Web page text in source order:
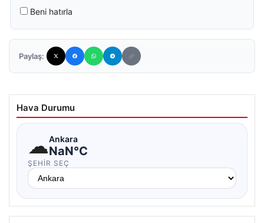
Beni hatırla
Paylaş:
Hava Durumu
☁Ankara
NaN°C
ŞEHIR SEÇ